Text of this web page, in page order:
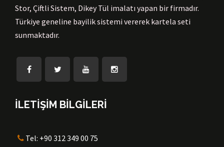
Stor, Çiftli Sistem, Dikey Tül imalatı yapan bir firmadır.
Türkiye geneline bayilik sistemi vererek kartela seti
sunmaktadır.
İLETİŞİM BİLGİLERİ
Tel: +90 312 349 00 75